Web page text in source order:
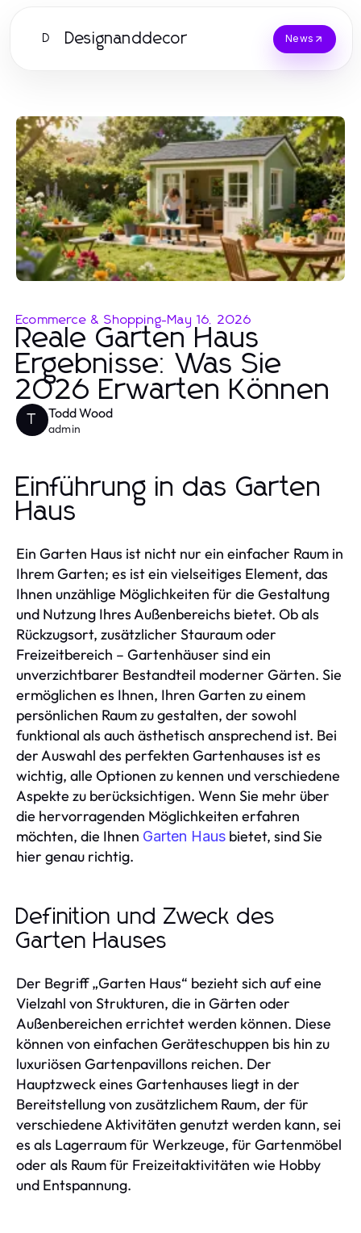
D Designanddecor News
Ecommerce & Shopping-May 16, 2026
Reale Garten Haus
Ergebnisse: Was Sie
2026 Erwarten Können
T Todd Wood
admin
Einführung in das Garten
Haus
Ein Garten Haus ist nicht nur ein einfacher Raum in
Ihrem Garten; es ist ein vielseitiges Element, das
Ihnen unzählige Möglichkeiten für die Gestaltung
und Nutzung Ihres Außenbereichs bietet. Ob als
Rückzugsort, zusätzlicher Stauraum oder
Freizeitbereich – Gartenhäuser sind ein
unverzichtbarer Bestandteil moderner Gärten. Sie
ermöglichen es Ihnen, Ihren Garten zu einem
persönlichen Raum zu gestalten, der sowohl
funktional als auch ästhetisch ansprechend ist. Bei
der Auswahl des perfekten Gartenhauses ist es
wichtig, alle Optionen zu kennen und verschiedene
Aspekte zu berücksichtigen. Wenn Sie mehr über
die hervorragenden Möglichkeiten erfahren
möchten, die Ihnen Garten Haus bietet, sind Sie
hier genau richtig.
Definition und Zweck des
Garten Hauses
Der Begriff „Garten Haus“ bezieht sich auf eine
Vielzahl von Strukturen, die in Gärten oder
Außenbereichen errichtet werden können. Diese
können von einfachen Geräteschuppen bis hin zu
luxuriösen Gartenpavillons reichen. Der
Hauptzweck eines Gartenhauses liegt in der
Bereitstellung von zusätzlichem Raum, der für
verschiedene Aktivitäten genutzt werden kann, sei
es als Lagerraum für Werkzeuge, für Gartenmöbel
oder als Raum für Freizeitaktivitäten wie Hobby
und Entspannung.